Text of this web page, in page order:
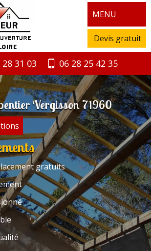
MENU
Devis gratuit
28 31 03 06 28 25 42 35
Vergisson 71960
gratuits